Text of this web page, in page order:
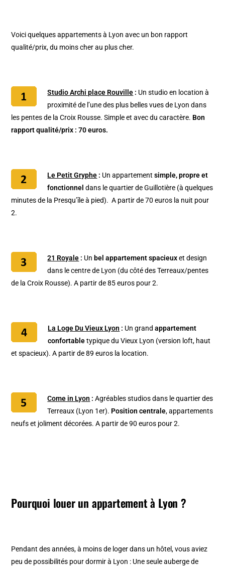
Voici quelques appartements à Lyon avec un bon rapport
qualité/prix, du moins cher au plus cher.
Studio Archi place Rouville : Un studio en location à
proximité de l’une des plus belles vues de Lyon dans
les pentes de la Croix Rousse. Simple et avec du caractère. Bon
rapport qualité/prix : 70 euros.
Le Petit Gryphe : Un appartementsimple, propre et
fonctionnel dans le quartier de Guillotière (à quelques
minutes de la Presqu’île à pied). A partir de 70 euros la nuit pour
2.
21 Royale : Un bel appartement spacieuxet design
dans le centre de Lyon (du côté des Terreaux/pentes
de la Croix Rousse). A partir de 85 euros pour 2.
La Loge Du Vieux Lyon : Un grand appartement
confortabletypique du Vieux Lyon (version loft, haut
et spacieux). A partir de 89 euros la location.
Come in Lyon : Agréables studios dans le quartier des
Terreaux (Lyon 1er). Position centrale, appartements
neufs et joliment décorées. A partir de 90 euros pour 2.
Pourquoi louer un appartement à Lyon ?
Pendant des années, à moins de loger dans un hôtel, vous aviez
peu de possibilités pour dormir à Lyon : Une seule auberge de